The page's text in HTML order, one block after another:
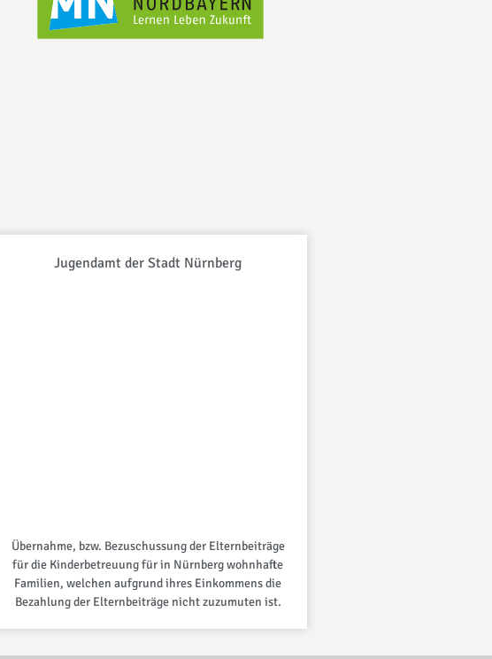
Jugendamt der Stadt Nürnberg
Übernahme, bzw. Bezuschussung der Elternbeiträge
für die Kinderbetreuung für in Nürnberg wohnhafte
Familien, welchen aufgrund ihres Einkommens die
Bezahlung der Elternbeiträge nicht zuzumuten ist.